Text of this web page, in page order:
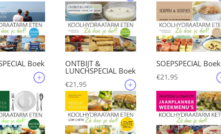
Boek ONTBIJT &
LUNCHSPECIAL Boek
€21,95
SOEPSPECIAL Boek
€21,95